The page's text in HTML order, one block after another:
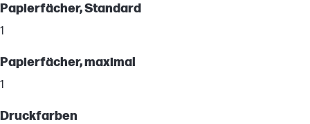
Papierfächer, Standard
1
Papierfächer, maximal
1
Druckfarben